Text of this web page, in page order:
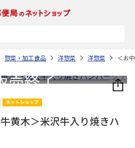
惣菜・加工食品 洋惣菜 洋惣菜 ＜お
黄木＞米沢牛入り焼きハ